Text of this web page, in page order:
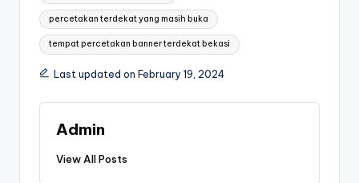
percetakan terdekat yang masih buka
tempat percetakan banner terdekat bekasi
Last updated on February 19, 2024
Admin
View All Posts